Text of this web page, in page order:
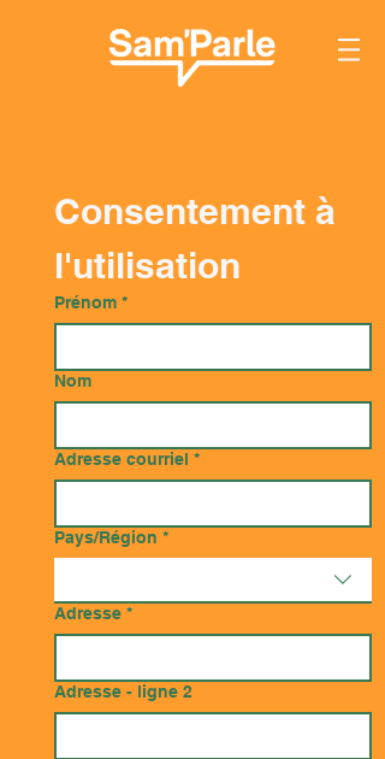
Consentement à
l'utilisation
Prénom *
Nom
Adresse courriel *
Adresse multiligne
Pays/Région *
Adresse *
Adresse - ligne 2